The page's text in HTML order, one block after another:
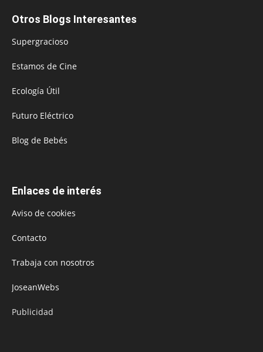
Otros Blogs Interesantes
Supergracioso
Estamos de Cine
Ecología Útil
Futuro Eléctrico
Blog de Bebés
Enlaces de interés
Aviso de cookies
Contacto
Trabaja con nosotros
JoseanWebs
Publicidad